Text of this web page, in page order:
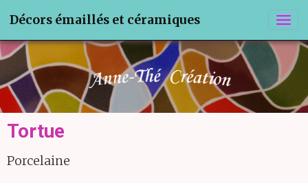
Décors émaillés et céramiques
Tortue
Porcelaine